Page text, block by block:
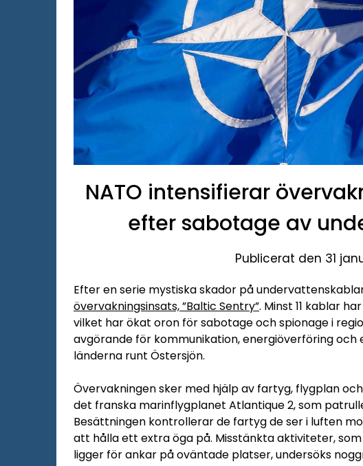
NATO intensifierar
efter sabotage av
Publicerat den 31
Efter en serie mystiska skador på
övervakningsinsats, ”Baltic Sentry”. Minst 11 kablar
vilket har ökat oron för sabotage och spionage i
avgörande för kommunikation, energiöverföring
länderna runt Östersjön.
Övervakningen sker med hjälp av fartyg, flygplan
det franska marinflygplanet Atlantique 2, som
Besättningen kontrollerar de fartyg de ser i luften
att hålla ett extra öga på. Misstänkta aktiviteter,
ligger för ankar på oväntade platser, undersöks